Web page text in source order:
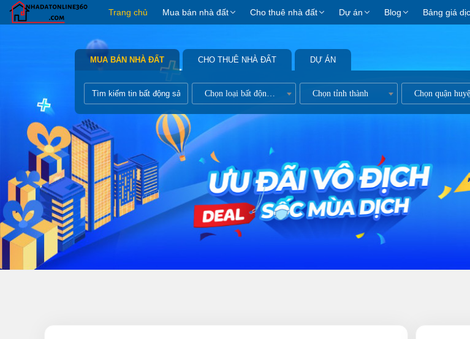
Trang chủ Mua bán nhà đất Cho thuê nhà đất Dự án Blog Bảng giá
MUA BÁN NHÀ ĐẤT CHO THUÊ NHÀ ĐẤT DỰ ÁN
Chọn loại bất động sản Chọn tỉnh thành Chọn quận